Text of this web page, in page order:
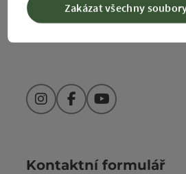
info@360alpenland.com
InstagramFacebookYouTube
Kontaktní formulář
Zakázat všechny